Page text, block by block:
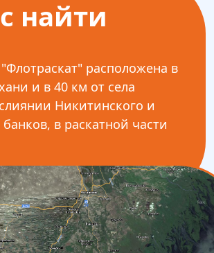
найти
расположена в
и в 40 км от села
Никитинского и
в раскатной части